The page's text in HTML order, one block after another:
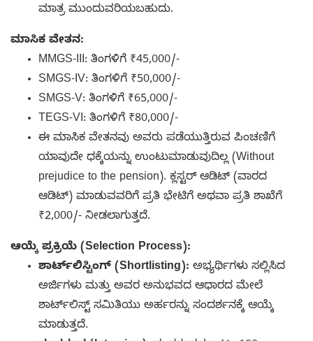
ಮಾತ್ರ ಮುಂದುವರಿಯಬಹುದು.
ಮಾಸಿಕ ವೇತನ:
MMGS-III: ತಿಂಗಳಿಗೆ ₹45,000/-
SMGS-IV: ತಿಂಗಳಿಗೆ ₹50,000/-
SMGS-V: ತಿಂಗಳಿಗೆ ₹65,000/-
TEGS-VI: ತಿಂಗಳಿಗೆ ₹80,000/-
ಈ ಮಾಸಿಕ ವೇತನವು ಅವರು ಪಡೆಯುತ್ತಿರುವ ಪಿಂಚಣಿಗೆ
ಯಾವುದೇ ಧಕ್ಕೆಯನ್ನು ಉಂಟುಮಾಡುವುದಿಲ್ಲ (Without
prejudice to the pension). ಕ್ಲಸ್ಟರ್ ಆಡಿಟ್ (ವಾರದ
ಆಡಿಟ್) ಮಾಡುವವರಿಗೆ ಪ್ರತಿ ಭೇಟಿಗೆ ಅಥವಾ ಪ್ರತಿ ಶಾಖೆಗೆ
₹2,000/- ನೀಡಲಾಗುತ್ತದೆ.
ಆಯ್ಕೆ ಪ್ರಕ್ರಿಯೆ (Selection Process):
ಶಾರ್ಟ್‌ಲಿಸ್ಟಿಂಗ್ (Shortlisting): ಅಭ್ಯರ್ಥಿಗಳು ಸಲ್ಲಿಸಿದ
ಅರ್ಜಿಗಳು ಮತ್ತು ಅವರ ಅನುಭವದ ಆಧಾರದ ಮೇಲೆ
ಶಾರ್ಟ್‌ಲಿಸ್ಟ್ ಸಮಿತಿಯು ಅರ್ಹರನ್ನು ಸಂದರ್ಶನಕ್ಕೆ ಆಯ್ಕೆ
ಮಾಡುತ್ತದೆ.